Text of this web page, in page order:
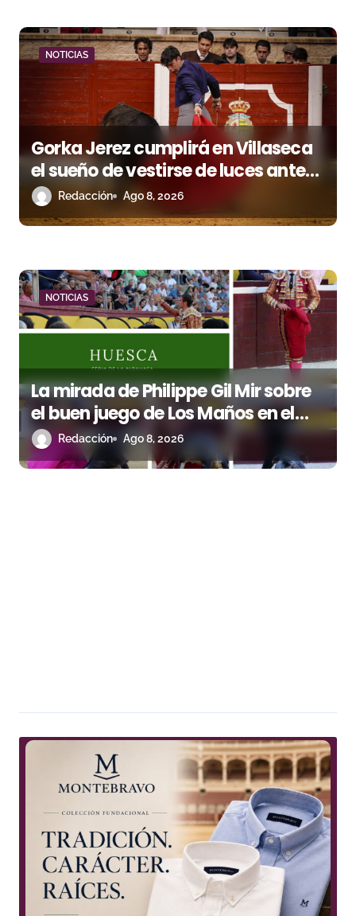
d
s
NOTICIAS
Gorka Jerez cumplirá en Villaseca
el sueño de vestirse de luces ante
los suyos
Redacción Ago 8, 2026
NOTICIAS
La mirada de Philippe Gil Mir sobre
el buen juego de Los Maños en el
arranque de Huesca
Redacción Ago 8, 2026